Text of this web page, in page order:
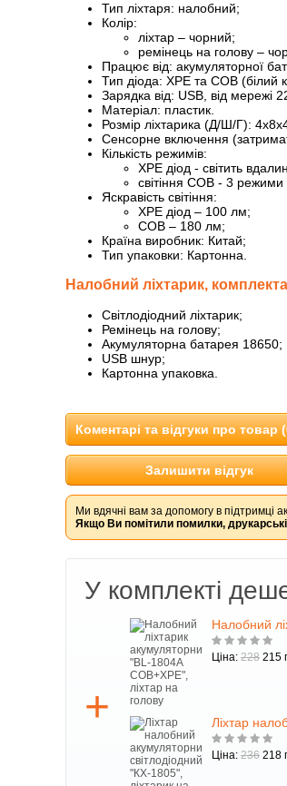
Тип ліхтаря: налобний;
Колір:
ліхтар – чорний;
ремінець на голову –
Працює від: акумуляторної
Тип діода: XPE та COB (білий
Зарядка від: USB, від мережі
Матеріал: пластик.
Розмір ліхтарика (Д/Ш/Г):
Сенсорне включення
Кількість режимів:
XPE діод - світить
світіння COB - 3
Яскравість світіння:
XPE діод – 100 лм;
COB – 180 лм;
Країна виробник: Китай;
Тип упаковки: Картонна.
Налобний ліхтарик,
Світлодіодний ліхтарик;
Ремінець на голову;
Акумуляторна батарея 18650;
USB шнур;
Картонна упаковка.
Коментарі та відгуки про товар
Залишити відгук
Ми вдячні вам за допомогу в підтримці
Якщо Ви помітили помилки,
У комплекті
Налобний
Ціна: 228 215
Ліхтар
Ціна: 236 218